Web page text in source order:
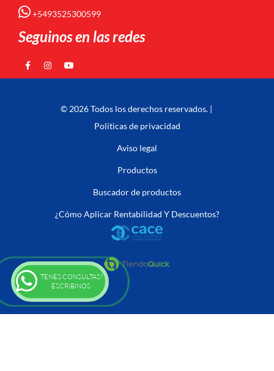
+5493525300599
Seguinos en las redes
© 2026 Todos los derechos reservados. |
Politicas de privacidad
Aviso legal
Productos
Buscador de productos
¿Cómo Aplicar Rentabilidad Y Descuentos?
TENES CONSULTAS?
ESCRIBINOS